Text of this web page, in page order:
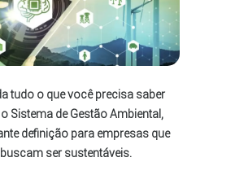
tudo o que você precisa saber
Sistema de Gestão Ambiental,
definição para empresas que
buscam ser sustentáveis.